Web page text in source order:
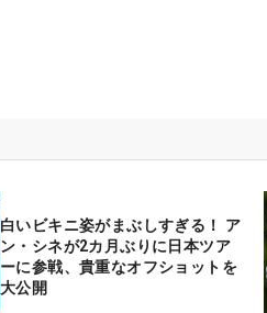
白いビキニ姿がまぶしすぎる！ ア
ン・シネが2カ月ぶりに日本ツア
ーに参戦、貴重なオフショットを
大公開